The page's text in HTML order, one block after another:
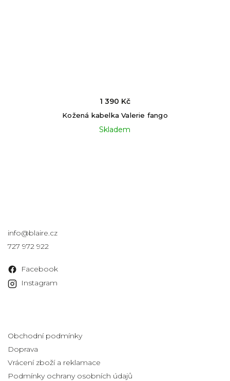
Kožená kabelka Valerie fango
Skladem
1 390 Kč
info@blaire.cz
727 972 922
Facebook
Instagram
Obchodní podmínky
Doprava
Vrácení zboží a reklamace
Podmínky ochrany osobních údajů